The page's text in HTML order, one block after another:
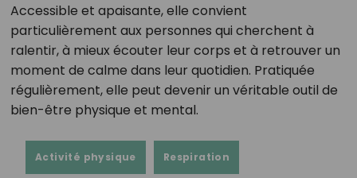
Accessible et apaisante, elle convient
particulièrement aux personnes qui cherchent à
ralentir, à mieux écouter leur corps et à retrouver un
moment de calme dans leur quotidien. Pratiquée
régulièrement, elle peut devenir un véritable outil de
bien-être physique et mental.
Activité physique Respiration